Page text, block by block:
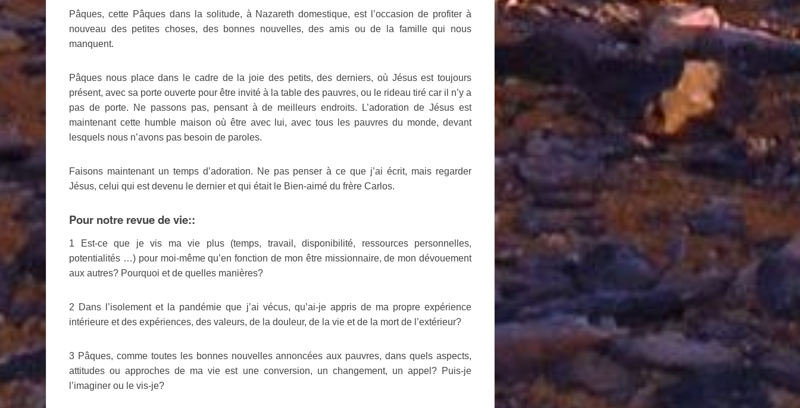
Pâques, cette Pâques dans la solitude, à Nazareth domestique, est l’occasion de profiter à
nouveau des petites choses, des bonnes nouvelles, des amis ou de la famille qui nous
manquent.
Pâques nous place dans le cadre de la joie des petits, des derniers, où Jésus est toujours
présent, avec sa porte ouverte pour être invité à la table des pauvres, ou le rideau tiré car il n’y a
pas de porte. Ne passons pas, pensant à de meilleurs endroits. L’adoration de Jésus est
maintenant cette humble maison où être avec lui, avec tous les pauvres du monde, devant
lesquels nous n’avons pas besoin de paroles.
Faisons maintenant un temps d’adoration. Ne pas penser à ce que j’ai écrit, mais regarder
Jésus, celui qui est devenu le dernier et qui était le Bien-aimé du frère Carlos.
Pour notre revue de vie::
1 Est-ce que je vis ma vie plus (temps, travail, disponibilité, ressources personnelles,
potentialités …) pour moi-même qu’en fonction de mon être missionnaire, de mon dévouement
aux autres? Pourquoi et de quelles manières?
2 Dans l’isolement et la pandémie que j’ai vécus, qu’ai-je appris de ma propre expérience
intérieure et des expériences, des valeurs, de la douleur, de la vie et de la mort de l’extérieur?
3 Pâques, comme toutes les bonnes nouvelles annoncées aux pauvres, dans quels aspects,
attitudes ou approches de ma vie est une conversion, un changement, un appel? Puis-je
l’imaginer ou le vis-je?